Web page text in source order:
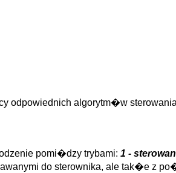
algorytm�w
pomi�dzy trybami: 1 -
do sterownika, ale tak�e z